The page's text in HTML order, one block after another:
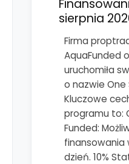
sierpnia
Firma
AquaFunded
uruchomiła
o nazwie One
Kluczowe
programu to:
Funded:
finansowania
dzień. 10%